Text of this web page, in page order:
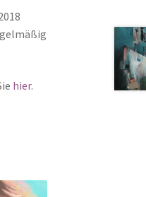
hier.